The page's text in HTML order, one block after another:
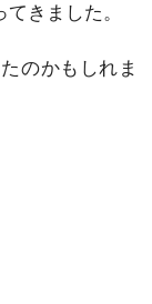
きました。
のかもしれま